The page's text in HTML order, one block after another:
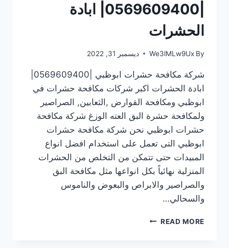
|0569609400| ابادة
الحشرات
By
We3lMLw9Ux ديسمبر 31, 2022
ابادة الحشرات اكبر شركات مكافحة حشرات في
ابوظبي ومكافحة القوارض ,الثعابين, الصراصير
ولمكافحة حشرة البق العته الوزغ شركة مكافحة
حشرات ابوظبي نحن شركة مكافحة حشرات
ابوظبي التى تعمل على استخدام افضل انواع
المبيدات حتى تتمكن من التخلص من الحشرات
المنزلية نهائياً بكل انواعها مثل مكافحة البق
والصراصير والابراص والبعوض والناموس
والسحالي…
READ MOREشركة